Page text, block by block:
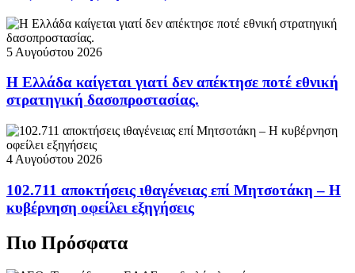
5 Αυγούστου 2026
Η Ελλάδα καίγεται γιατί δεν απέκτησε ποτέ εθνική
στρατηγική δασοπροστασίας.
4 Αυγούστου 2026
102.711 αποκτήσεις ιθαγένειας επί Μητσοτάκη – Η
κυβέρνηση οφείλει εξηγήσεις
Πιο Πρόσφατα